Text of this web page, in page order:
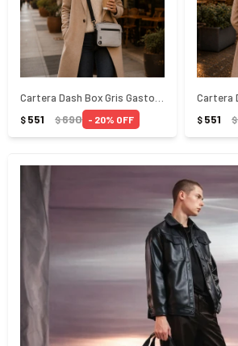
$ 551 $690 20 $ 551 $